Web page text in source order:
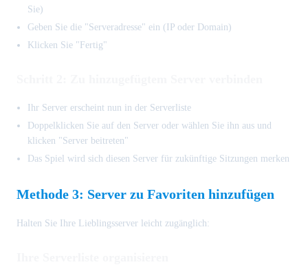
Sie)
Geben Sie die "Serveradresse" ein (IP oder Domain)
Klicken Sie "Fertig"
Ihr Server erscheint nun in der Serverliste
Doppelklicken Sie auf den Server oder wählen Sie ihn aus und
klicken "Server beitreten"
Das Spiel wird sich diesen Server für zukünftige Sitzungen merken
Methode 3: Server zu Favoriten hinzufügen
Halten Sie Ihre Lieblingsserver leicht zugänglich: